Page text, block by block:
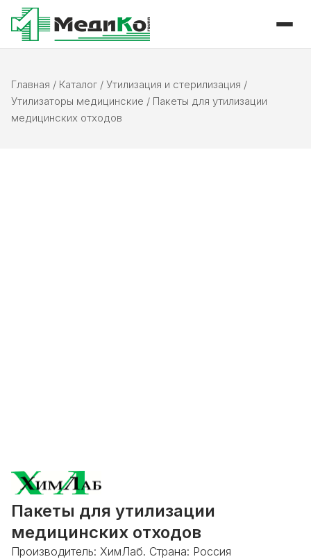
Главная / Каталог / Утилизация и стерилизация /
Утилизаторы медицинские / Пакеты для утилизации
медицинских отходов
Пакеты для утилизации
медицинских отходов
Производитель: ХимЛаб. Страна: Россия